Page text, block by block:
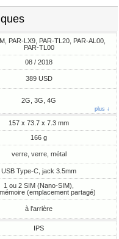
PAR-LX9, PAR-TL20, PAR-AL00,
PAR-TL00
08 / 2018
389 USD
2G, 3G, 4G
plus ↓
157 x 73.7 x 7.3 mm
166 g
verre, verre, métal
USB Type-C, jack 3.5mm
1 ou 2 SIM (Nano-SIM),
(emplacement partagé)
à l'arrière
IPS